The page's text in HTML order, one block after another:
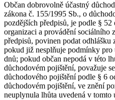
Občan dobrovolně účastný
zákona č. 155/1995 Sb., o
pozdějších předpisů, je podle §
organizaci a provádění sociálního
předpisů, povinen podat odhlášku
pokud již nesplňuje podmínky pro
dnů; pokud občan nepodá v této
důchodovém pojištění, považuje
důchodového pojištění podle § 6
důchodovém pojištění, ve znění
neuplynula lhůta uvedená v tomto